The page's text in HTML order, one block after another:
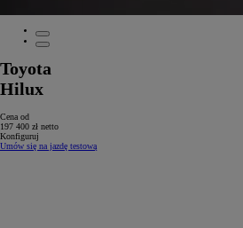
Toyota
Hilux
Cena od
197 400 zł netto
Konfiguruj
Umów się na jazdę testową